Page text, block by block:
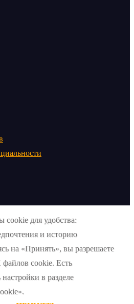
для удобства:
и историю
на «Принять», вы разрешаете
cookie. Есть
в разделе